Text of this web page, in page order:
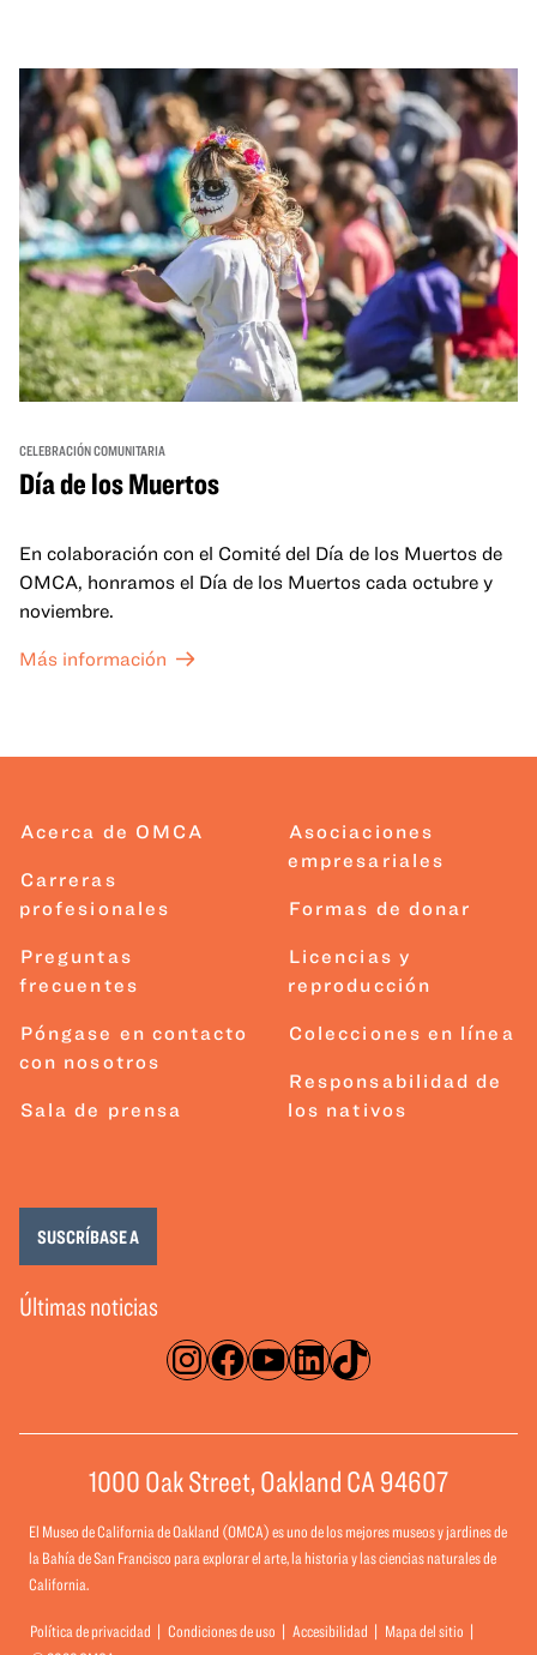
move, make, and connect in celebration of Black culture.
CELEBRACIÓN COMUNITARIA
Día de los Muertos
En colaboración con el Comité del Día de los Muertos de
OMCA, honramos el Día de los Muertos cada octubre y
noviembre.
Más información
Acerca de OMCA
Carreras
profesionales
Preguntas
frecuentes
Póngase en contacto
con nosotros
Sala de prensa
Asociaciones
empresariales
Formas de donar
Licencias y
reproducción
Colecciones en línea
Responsabilidad de
los nativos
Instagram
Facebook
YouTube
LinkedIn
TikTok
Últimas noticias
SUSCRÍBASE A
1000 Oak Street, Oakland CA 94607
El Museo de California de Oakland (OMCA) es uno de los mejores museos y jardines de
la Bahía de San Francisco para explorar el arte, la historia y las ciencias naturales de
California.
Política de privacidad Condiciones de uso Accesibilidad
Mapa del sitio